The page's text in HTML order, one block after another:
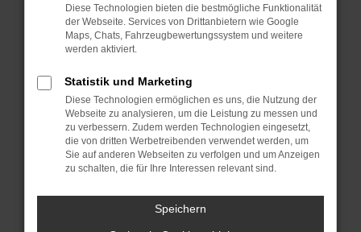
Prüfe deine Browsererweiterungen.
Manche Erweiterungen, wie Werbeblocker,
können das Laden bestimmter Seiten
anderen Browser oder in einem privaten
Fenster?
Starte dein Gerät neu.
Das kann manchmal helfen,
vorübergehende Probleme zu beheben.
Stelle sicher, dass dein Browser und dein
Betriebssystem auf dem neuesten Stand
Diese Technologien bieten die bestmögliche Funktionalität
der Webseite. Services von Drittanbietern wie Google
Maps, Chats, Fahrzeugbewertungssystem und weitere
werden aktiviert.
Statistik und Marketing
Diese Technologien ermöglichen es uns, die Nutzung der
Webseite zu analysieren, um die Leistung zu messen und
zu verbessern. Zudem werden Technologien eingesetzt,
die von dritten Werbetreibenden verwendet werden, um
Sie auf anderen Webseiten zu verfolgen und um Anzeigen
zu schalten, die für Ihre Interessen relevant sind.
Speichern